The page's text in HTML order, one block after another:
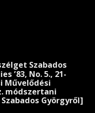
Szabados
’83, No. 5., 21-
Művelődési
módszertani
Györgyről]